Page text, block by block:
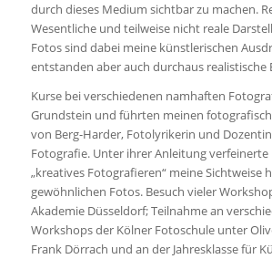
durch dieses Medium sichtbar zu machen.
Wesentliche und teilweise nicht reale
Fotos sind dabei meine künstlerischen
entstanden aber auch durchaus realistische
Kurse bei verschiedenen namhaften
Grundstein und führten meinen
von Berg-Harder, Fotolyrikerin und
Fotografie. Unter ihrer Anleitung verfeinerte
„kreatives Fotografieren“ meine Sichtweise
gewöhnlichen Fotos. Besuch vieler
Akademie Düsseldorf; Teilnahme an
Workshops der Kölner Fotoschule unter
Frank Dörrach und an der Jahresklasse für